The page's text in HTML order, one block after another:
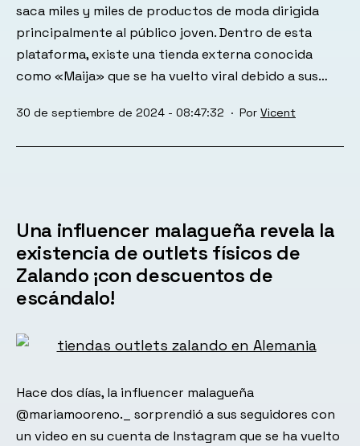
saca miles y miles de productos de moda dirigida
principalmente al público joven. Dentro de esta
plataforma, existe una tienda externa conocida
como «Maija» que se ha vuelto viral debido a sus…
Publicada
30 de septiembre de 2024 - 08:47:32 Por Vicent
Una influencer malagueña revela la
existencia de outlets físicos de
Zalando ¡con descuentos de
escándalo!
Hace dos días, la influencer malagueña
@mariamooreno._ sorprendió a sus seguidores con
un video en su cuenta de Instagram que se ha vuelto